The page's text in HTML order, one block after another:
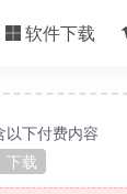
软件下载
以下付费内容
下载